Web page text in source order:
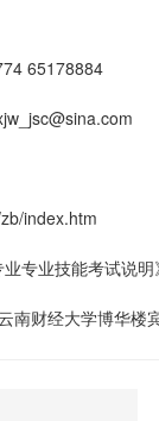
65178884
index.htm
专业技能考试
南财经大学博华楼